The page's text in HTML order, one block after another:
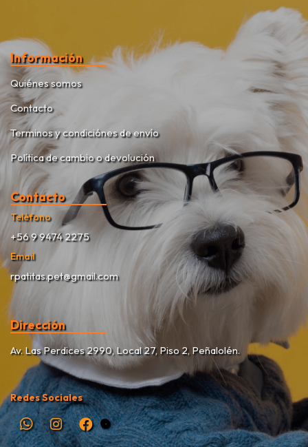
Información
Quiénes somos
Contacto
Terminos y condiciónes de envío
Política de cambio o devolución
Contacto
Teléfono
+56 9 9474 2275
Email
rpatitas.pet@gmail.com
Dirección
Av. Las Perdices 2990, Local 27, Piso 2, Peñalolén.
Redes Sociales